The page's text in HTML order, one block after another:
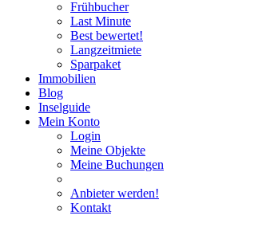
Frühbucher
Last Minute
Best bewertet!
Langzeitmiete
Sparpaket
Immobilien
Blog
Inselguide
Mein Konto
Login
Meine Objekte
Meine Buchungen
Anbieter werden!
Kontakt